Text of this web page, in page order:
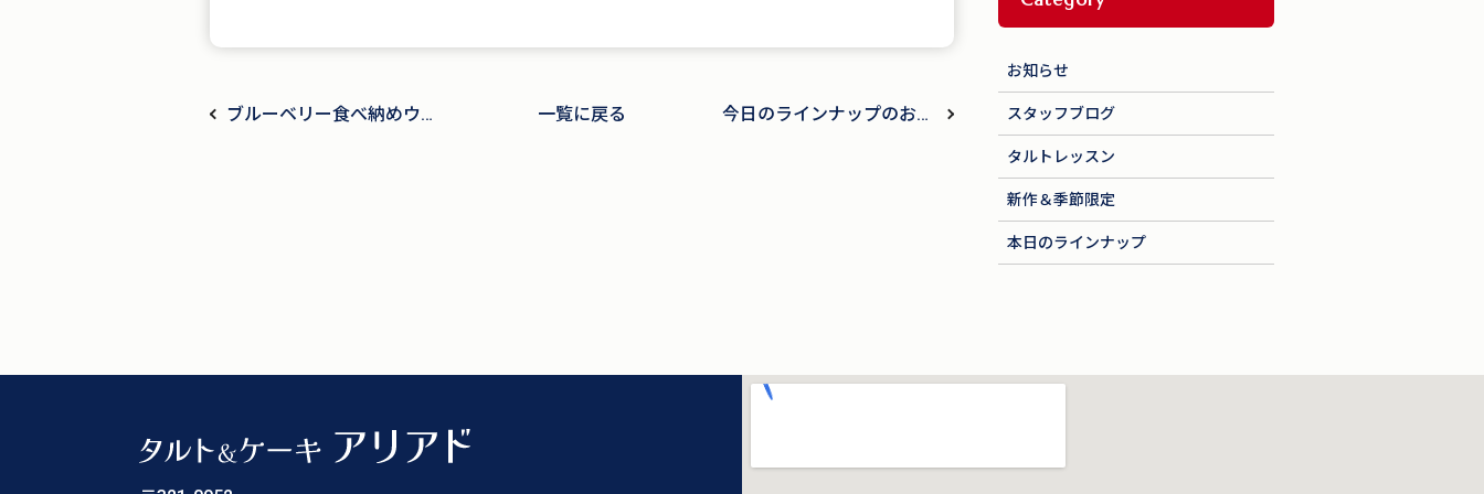
ブルーベリー食べ納めウィ
一覧に戻る
今日のラインナップのお知
お知らせ
スタッフブログ
タルトレッスン
新作＆季節限定
本日のラインナップ